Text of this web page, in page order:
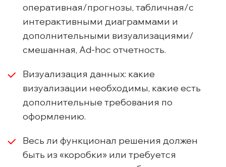
оперативная/прогнозы, табличная/с
интерактивными диаграммами и
дополнительными визуализациями/
смешанная, Ad-hoc отчетность.
Визуализация данных: какие
визуализации необходимы, какие есть
дополнительные требования по
оформлению.
Весь ли функционал решения должен
быть из «коробки» или требуется